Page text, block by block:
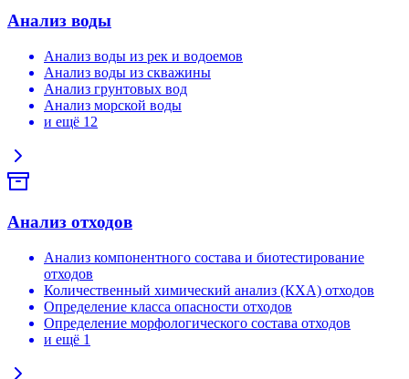
Анализ воды
Анализ воды из рек и водоемов
Анализ воды из скважины
Анализ грунтовых вод
Анализ морской воды
и ещё 12
Анализ отходов
Анализ компонентного состава и биотестирование
отходов
Количественный химический анализ (КХА) отходов
Определение класса опасности отходов
Определение морфологического состава отходов
и ещё 1